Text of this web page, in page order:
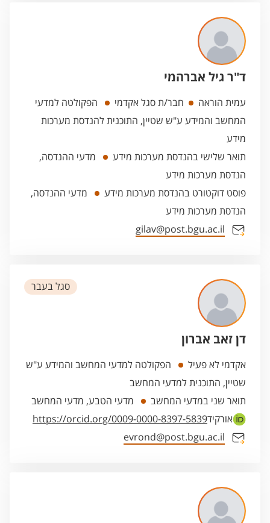
ד"ר גיל אברהמי
עמית הוראה חבר/ת סגל אקדמי
הפקולטה למדעי
המחשב והמידע ע"ש שטיין, התוכנית להנדסת מערכות
מידע
תואר שלישי בהנדסת מערכות מידע
מדעי ההנדסה,
הנדסת מערכות מידע
פוסט דוקטורט בהנדסת מערכות מידע
מדעי ההנדסה,
הנדסת מערכות מידע
gilav@post.bgu.ac.il
דן זאב אברון
סגל בעבר
אקדמי לא פעיל
הפקולטה למדעי המחשב והמידע ע"ש
שטיין, התוכנית למדעי המחשב
תואר שני במדעי המחשב
מדעי הטבע, מדעי המחשב
אורקידhttps://orcid.org/0009-0000-8397-5839
evrond@post.bgu.ac.il